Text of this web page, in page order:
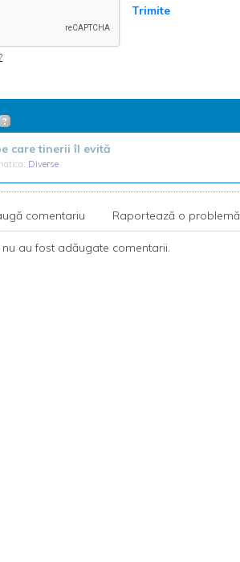
Trimite
care tinerii îl evită
Diverse
comentariu Raportează o problemă
au fost adăugate comentarii.